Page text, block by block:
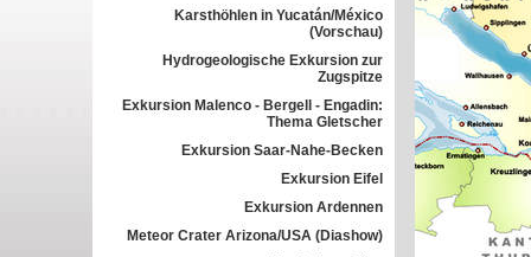
Karsthöhlen in Yucatán/México
(Vorschau)
Hydrogeologische Exkursion zur
Zugspitze
Exkursion Malenco - Bergell - Engadin:
Thema Gletscher
Exkursion Saar-Nahe-Becken
Exkursion Eifel
Exkursion Ardennen
Meteor Crater Arizona/USA (Diashow)